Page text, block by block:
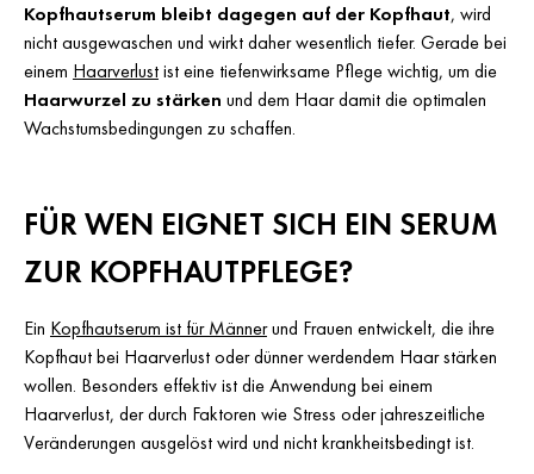
Kopfhautserum bleibt dagegen auf der Kopfhaut, wird
nicht ausgewaschen und wirkt daher wesentlich tiefer. Gerade bei
einem Haarverlustist eine tiefenwirksame Pflege wichtig, um die
Haarwurzel zu stärken und dem Haar damit die optimalen
Wachstumsbedingungen zu schaffen.
FÜR WEN EIGNET SICH EIN SERUM
ZUR KOPFHAUTPFLEGE?
Ein Kopfhautserum ist für Männerund Frauen entwickelt, die ihre
Kopfhaut bei Haarverlust oder dünner werdendem Haar stärken
wollen. Besonders effektiv ist die Anwendung bei einem
Haarverlust, der durch Faktoren wie Stress oder jahreszeitliche
Veränderungen ausgelöst wird und nicht krankheitsbedingt ist.